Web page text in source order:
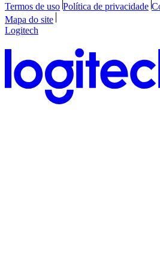
Termos de uso Política de privacidade
Mapa do site
Logitech